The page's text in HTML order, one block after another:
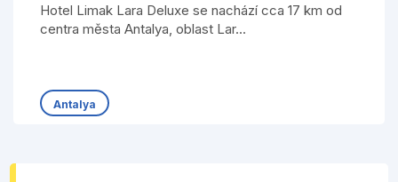
Hotel Limak Lara Deluxe se nachází cca 17 km od
centra města Antalya, oblast Lar...
Antalya